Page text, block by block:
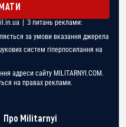
| З питань реклами:
за умови вказання джерела
систем гіперпосилання на
адреси сайту MILITARNYI.COM.
на правах реклами.
Про Militarnyi